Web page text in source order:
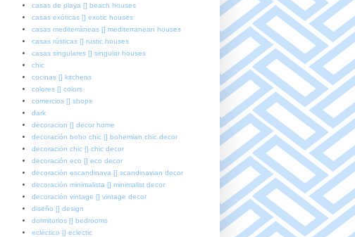
casas de playa [] beach houses
casas exóticas [] exotic houses
casas mediterráneas [] mediterranean houses
casas rústicas [] rustic houses
casas singulares [] singular houses
chic
cocinas [] kitchens
colores [] colors
comercios [] shops
dark
decoracion [] decor home
decoración boho chic [] bohemian chic decor
decoración chic [] chic decor
decoración eco [] eco decor
decoración escandinava [] scandinavian decor
decoración minimalista [] minimalist decor
decoración vintage [] vintage decor
diseño [] design
dormitorios [] bedrooms
ecléctico [] eclectic